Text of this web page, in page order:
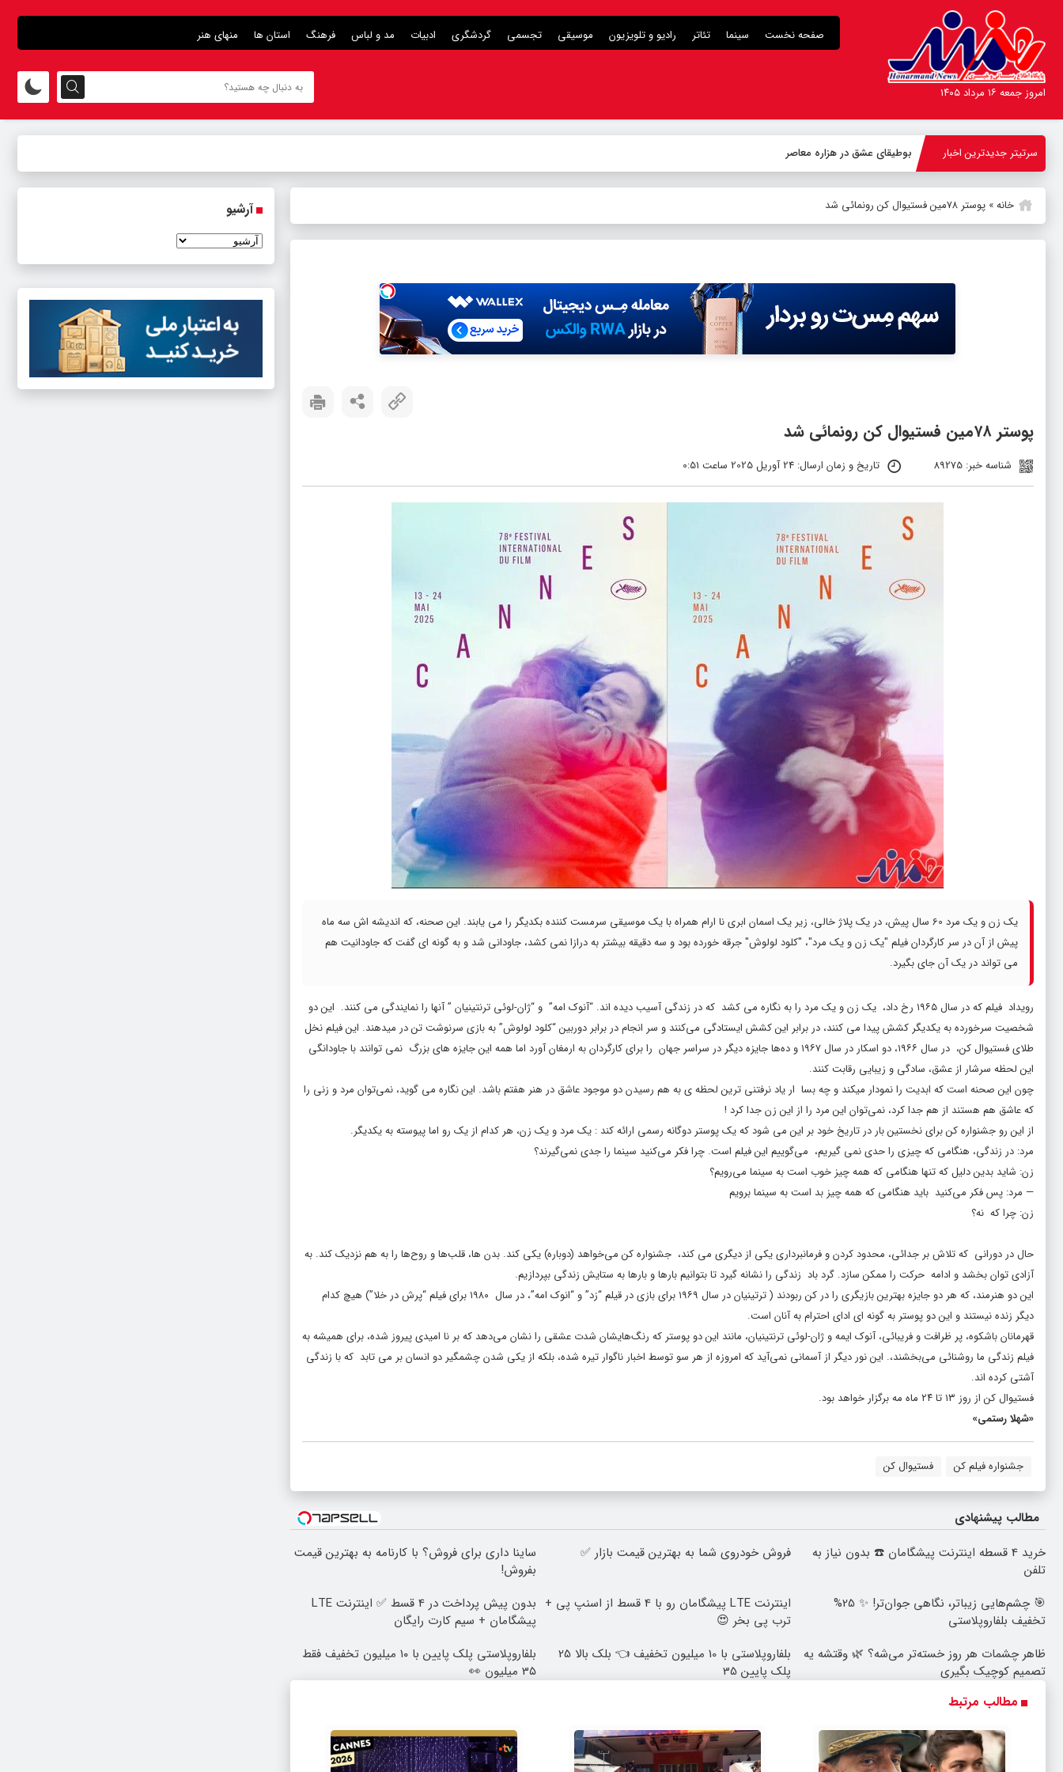
صفحه نخست سینما تئاتر رادیو و تلویزیون موسیقی تجسمی گردشگری ادبیات مد و لباس فرهنگ استان ها منهای هنر
امروز جمعه ۱۶ مرداد ۱۴۰۵
سرتیتر جدیدترین اخبار بوطیقای عشق در هزاره معاصر
خانه» پوستر ۷۸مین فستیوال کن رونمائی شد
پوستر ۷۸مین فستیوال کن رونمائی شد
شناسه خبر: 89275 تاریخ و زمان ارسال: 24 آوریل 2025 ساعت 0:51
یک زن و یک مرد 60 سال پیش، در یک پلاژ خالی، زیر یک اسمان ابری نا ارام همراه با یک موسیقی سرمست کننده بکدیگر را می یابند. این صحنه، که اندیشه اش سه ماه
پیش از آن در سر کارگردان فیلم "یک زن و یک مرد"، "کلود لولوش" جرقه خورده بود و سه دقیقه بیشتر به درازا نمی کشد، جاودانی شد و به گونه ای گفت که جاودانیت هم
می تواند در یک آن جای بگیرد.
رویداد فیلم که در سال ۱۹۶۵ رخ داد، یک زن و یک مرد را به نگاره می کشد که در زندگی آسیب دیده اند. “آنوک امه” و “ژان-لوئی ترنتینیان ” آنها را نمایندگی می کنند. این دو
شخصیت سرخورده به یکدیگر کشش پیدا می کنند، در برابر این کشش ایستادگی می‌کنند و سر انجام در برابر دوربین “کلود لولوش” به بازی سرنوشت تن در میدهند. این فیلم نخل
طلای فستیوال کن، در سال ۱۹۶۶، دو اسکار در سال ۱۹۶۷ و ده‌ها جایزه دیگر در سراسر جهان را برای کارگردان به ارمغان آورد اما همه این جایزه های بزرگ نمی توانند با جاودانگی
این لحظه سرشار از عشق، سادگی و زیبایی رقابت کنند.
چون این صحنه است که ابدیت را نمودار میکند و چه بسا ار یاد نرفتنی ترین لحظه ی به هم رسیدن دو موجود عاشق در هنر هفتم باشد. این نگاره می گوید، نمی‌توان مرد و زنی را
که عاشق هم هستند از هم جدا کرد، نمی‌توان این مرد را از این زن جدا کرد !
از این رو جشنواره کن برای نخستین بار در تاریخ خود بر این می شود که یک پوستر دوگانه رسمی ارائه کند : یک مرد و یک زن، هر کدام از یک رو اما پیوسته به یکدیگر.
مرد: در زندگی، هنگامی که چیزی را حدی نمی گیریم، می‌گوییم این فیلم است. چرا فکر می‌کنید سینما را جدی نمی‌گیرند؟
زن: شاید بدین دلیل که تنها هنگامی که همه چیز خوب است به سینما می‌رویم؟
— مرد: پس فکر می‌کنید باید هنگامی که همه چیز بد است به سینما برویم
زن: چرا که نه؟
حال در دورانی که تلاش بر جدائی، محدود کردن و فرمانبرداری یکی از دیگری می کند، جشنواره کن می‌خواهد (دوباره) یکی کند. بدن ها، قلب‌ها و روح‌ها را به هم نزدیک کند. به
آزادی توان بخشد و ادامه حرکت را ممکن سازد. گرد باد زندگی را نشانه گیرد تا بتوانیم بارها و بارها به ستایش زندگی بپردازیم.
این دو هنرمند، که هر دو جایزه بهترین بازیگری را در کن ربودند ( ترتینیان در سال ۱۹۶۹ برای بازی در قیلم “زد” و “انوک امه”، در سال ۱۹۸۰ برای فیلم “پرش در خلا”) هیچ کدام
دیگر زنده نیستند و این دو پوستر به گونه ای ادای احترام به آنان است.
قهرمانان باشکوه، پر ظرافت و فریبائی، آنوک ایمه و ژان-لوئی ترنتینیان، مانند این دو پوستر که رنگ‌هایشان شدت عشقی را نشان می‌دهد که بر نا امیدی پیروز شده، برای همیشه به
فیلم زندگی ما روشنائی می‌بخشند،. این نور دیگر از آسمانی نمی‌آید که امروزه از هر سو توسط اخبار ناگوار تیره شده، بلکه از یکی شدن چشمگیر دو انسان بر می تابد که با زندگی
آشتی کرده اند.
فستیوال کن از روز ۱۳ تا ۲۴ ماه مه برگزار خواهد بود.
«شهلا رستمی»
جشنواره فیلم کن فستیوال کن
مطالب پیشنهادی
خرید 4 قسطه اینترنت پیشگامان ☎️ بدون نیاز به
تلفن
فروش خودروی شما به بهترین قیمت بازار ✅
ساینا داری برای فروش؟ با کارنامه به بهترین قیمت
بفروش!
🎯 چشم‌هایی زیباتر، نگاهی جوان‌تر! ✨ 25%
تخفیف بلفاروپلاستی
اینترنت LTE پیشگامان رو با 4 قسط از اسنپ پی +
ترب پی بخر 😍
بدون پیش پرداخت در 4 قسط ✅ اینترنت LTE
پیشگامان + سیم کارت رایگان
ظاهر چشمات هر روز خسته‌تر می‌شه؟ 🌿 وقتشه یه
تصمیم کوچیک بگیری
بلفاروپلاستی با 10 میلیون تخفیف 👈 بلک بالا 25
پلک پایین 35
بلفاروپلاستی پلک پایین با ۱۰ میلیون تخفیف فقط
3۵ میلیون 👀
مطالب مرتبط
آرشیو